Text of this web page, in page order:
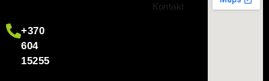
+370
604
15255
Kontakt